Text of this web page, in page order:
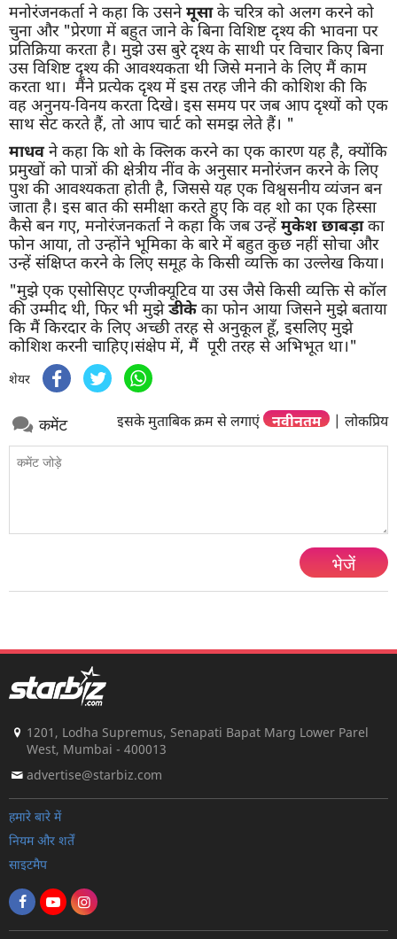
मनोरंजनकर्ता ने कहा कि उसनेमूसाके चरित्र को अलग करने को
चुना और "प्रेरणा में बहुत जाने के बिना विशिष्ट दृश्य की भावना पर
प्रतिक्रिया करता है। मुझे उस बुरे दृश्य के साथी पर विचार किए बिना
उस विशिष्ट दृश्य की आवश्यकता थी जिसे मनाने के लिए मैं काम
करता था। मैंने प्रत्येक दृश्य में इस तरह जीने की कोशिश की कि
वह अनुनय-विनय करता दिखे। इस समय पर जब आप दृश्यों को एक
साथ सेट करते हैं, तो आप चार्ट को समझ लेते हैं। "
माधवने कहा कि शो के क्लिक करने का एक कारण यह है, क्योंकि
प्रमुखों को पात्रों की क्षेत्रीय नींव के अनुसार मनोरंजन करने के लिए
पुश की आवश्यकता होती है, जिससे यह एक विश्वसनीय व्यंजन बन
जाता है। इस बात की समीक्षा करते हुए कि वह शो का एक हिस्सा
कैसे बन गए, मनोरंजनकर्ता ने कहा कि जब उन्हें मुकेश छाबड़ाका
फोन आया, तो उन्होंने भूमिका के बारे में बहुत कुछ नहीं सोचा और
उन्हें संक्षिप्त करने के लिए समूह के किसी व्यक्ति का उल्लेख किया।
"मुझे एक एसोसिएट एग्जीक्यूटिव या उस जैसे किसी व्यक्ति से कॉल
की उम्मीद थी, फिर भी मुझेडीके का फोन आया जिसने मुझे बताया
कि मैं किरदार के लिए अच्छी तरह से अनुकूल हूँ, इसलिए मुझे
कोशिश करनी चाहिए।संक्षेप में, मैं पूरी तरह से अभिभूत था।"
शेयर
कमेंट इसके मुताबिक क्रम से लगाएं नवीनतम | लोकप्रिय
भेजें
1201, Lodha Supremus, Senapati Bapat Marg Lower Parel
West, Mumbai - 400013
advertise@starbiz.com
हमारे बारे में
नियम और शर्तें
साइटमैप